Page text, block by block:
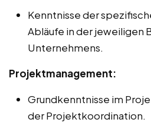
Kenntnisse der
Abläufe in der jeweiligen
Unternehmens.
Projektmanagement:
Grundkenntnisse im
der Projektkoordination.